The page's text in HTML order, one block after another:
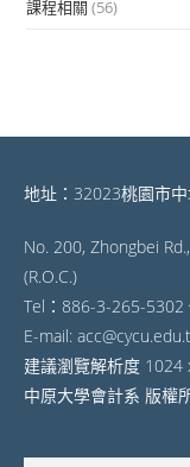
課程相關 (56)
地址：32023桃園市
No. 200, Zhongbei
(R.O.C.)
Tel：886-3-265-
E-mail:
建議瀏覽解析度
中原大學會計系 版權